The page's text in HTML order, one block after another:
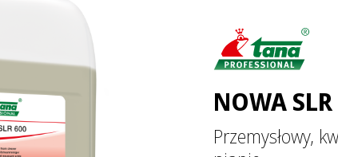
NOWA
Przemysłowy,